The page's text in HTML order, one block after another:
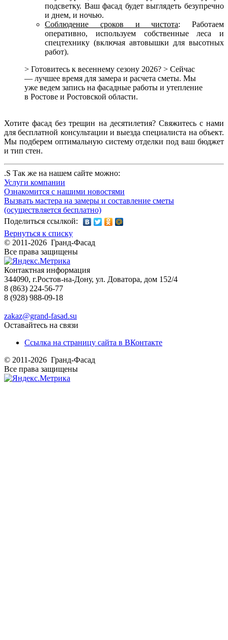
подсветку. Ваш фасад будет выглядеть безупречно
и днем, и ночью.
Соблюдение сроков и чистота: Работаем
оперативно, используем собственные леса и
спецтехнику (включая автовышки для высотных
работ).
> Готовитесь к весеннему сезону 2026? > Сейчас
— лучшее время для замера и расчета сметы. Мы
уже ведем запись на фасадные работы и утепление
в Ростове и Ростовской области.
Хотите фасад без трещин на десятилетия? Свяжитесь с нами
для бесплатной консультации и выезда специалиста на объект.
Мы подберем оптимальную систему отделки под ваш бюджет
и тип стен.
.S Так же на нашем сайте можно:
Услуги компании
Ознакомится с нашими новостями
Вызвать мастера на замеры и составление сметы
(осуществляется бесплатно)
Поделиться ссылкой:
Вернуться к списку
© 2011-2026 Гранд-Фасад
Все права защищены
Контактная информация
344090, г.Ростов-на-Дону, ул. Доватора, дом 152/4
8 (863) 224-56-77
8 (928) 988-09-18
zakaz@grand-fasad.su
Оставайтесь на связи
Ссылка на страницу сайта в ВКонтакте
© 2011-2026 Гранд-Фасад
Все права защищены